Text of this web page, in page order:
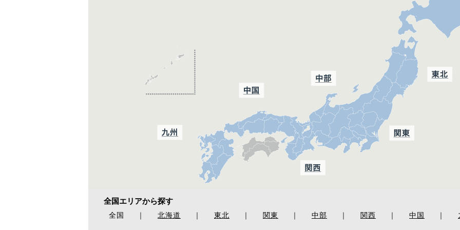
全国エリアから探す
全国 ｜ 北海道 ｜ 東北 ｜ 関東 ｜ 中部 ｜ 関西 ｜ 中国 ｜